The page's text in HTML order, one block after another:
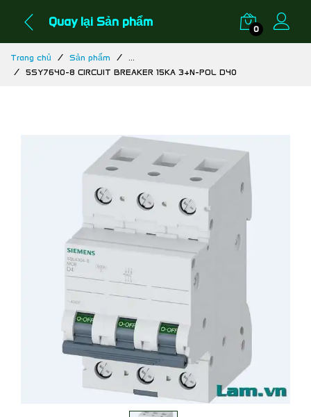
Quay lại Sản phẩm 0
Trang chủ Sản phẩm
...
5SY7640-8 CIRCUIT BREAKER 15KA 3+N-POL D40